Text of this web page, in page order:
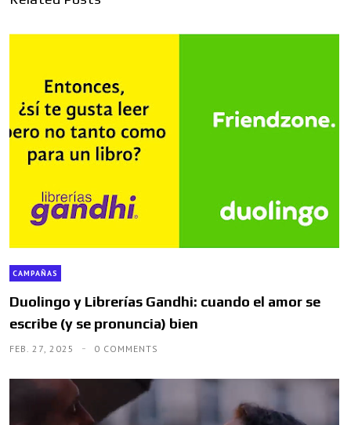
CAMPAÑAS
Duolingo y Librerías Gandhi: cuando el amor se
escribe (y se pronuncia) bien
FEB. 27, 2025 0 COMMENTS